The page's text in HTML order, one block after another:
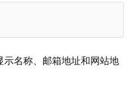
示名称、邮箱地址和网站地